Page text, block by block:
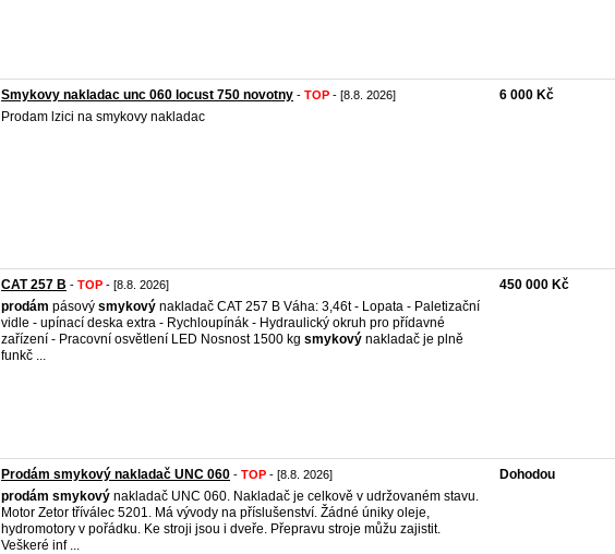
Smykovy nakladac unc 060 locust 750 novotny - TOP - [8.8. 2026]
Prodam lzici na smykovy nakladac
6 000 Kč
CAT 257 B - TOP - [8.8. 2026]
prodám pásový smykový nakladač CAT 257 B Váha: 3,46t - Lopata - Paletizační
vidle - upínací deska extra - Rychloupínák - Hydraulický okruh pro přídavné
zařízení - Pracovní osvětlení LED Nosnost 1500 kg smykový nakladač je plně
funkč ...
450 000 Kč
Prodám smykový nakladač UNC 060 - TOP - [8.8. 2026]
prodám smykový nakladač UNC 060. Nakladač je celkově v udržovaném stavu.
Motor Zetor tříválec 5201. Má vývody na příslušenství. Žádné úniky oleje,
hydromotory v pořádku. Ke stroji jsou i dveře. Přepravu stroje můžu zajistit.
Veškeré inf ...
Dohodou